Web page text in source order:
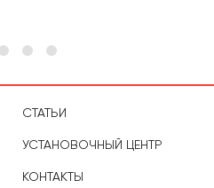
СТАТЬИ
УСТАНОВОЧНЫЙ ЦЕНТР
КОНТАКТЫ